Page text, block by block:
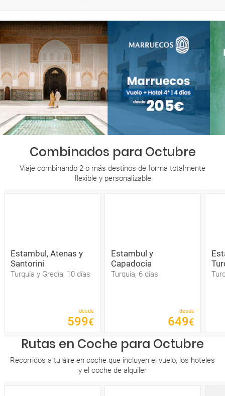
Combinados para Octubre
Viaje combinando 2 o más destinos de forma totalmente
flexible y personalizable
Estambul, Atenas y
Santorini
Turquía y Grecia, 10 días
desde
599€
Estambul y
Capadocia
Turquía, 6 días
desde
649€
Rutas en Coche para Octubre
Recorridos a tu aire en coche que incluyen el vuelo, los hoteles
y el coche de alquiler